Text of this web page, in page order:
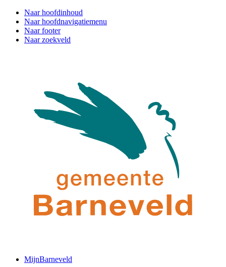
Naar hoofdinhoud
Naar hoofdnavigatiemenu
Naar footer
Naar zoekveld
MijnBarneveld